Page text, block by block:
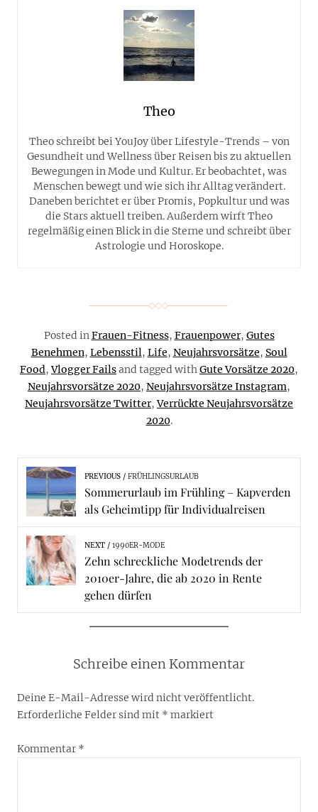
Theo
Theo schreibt bei YouJoy über Lifestyle-Trends – von
Gesundheit und Wellness über Reisen bis zu aktuellen
Bewegungen in Mode und Kultur. Er beobachtet, was
Menschen bewegt und wie sich ihr Alltag verändert.
Daneben berichtet er über Promis, Popkultur und was
die Stars aktuell treiben. Außerdem wirft Theo
regelmäßig einen Blick in die Sterne und schreibt über
Astrologie und Horoskope.
Posted inFrauen-Fitness, Frauenpower, Gutes
Benehmen, Lebensstil, Life, Neujahrsvorsätze, Soul
Food,Vlogger Failsand tagged withGute Vorsätze 2020,
Neujahrsvorsätze 2020, Neujahrsvorsätze Instagram,
Neujahrsvorsätze Twitter,Verrückte Neujahrsvorsätze
2020.
PREVIOUS FRÜHLINGSURLAUB
Sommerurlaub im Frühling – Kapverden
als Geheimtipp für Individualreisen
NEXT 1990ER-MODE
Zehn schreckliche Modetrends der
2010er-Jahre, die ab 2020 in Rente
gehen dürfen
Schreibe einen Kommentar
Deine E-Mail-Adresse wird nicht veröffentlicht.
Erforderliche Felder sind mit * markiert
Kommentar *